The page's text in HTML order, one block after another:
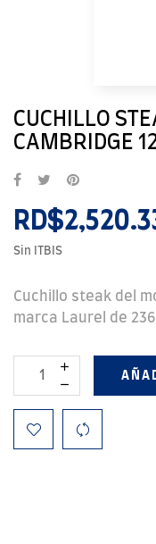
CUCHILLO
CAMBRIDGE
Sin ITBIS
Cuchillo steak del
marca Laurel de 236